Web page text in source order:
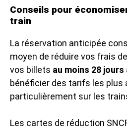
Conseils pour
train
La réservation anticipée
moyen de réduire vos frais
vos billets au moins 28 jours
bénéficier des tarifs les plus
particulièrement sur les
Les cartes de réduction